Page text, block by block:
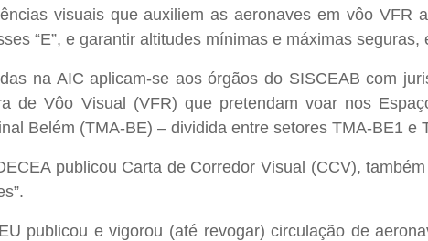
visuais que auxiliem as aeronaves em vôo VFR
“E”, e garantir altitudes mínimas e máximas
na AIC aplicam-se aos órgãos do SISCEAB com
de Vôo Visual (VFR) que pretendam voar nos
Belém (TMA-BE) – dividida entre setores TMA-BE1 e
publicou Carta de Corredor Visual (CCV),
publicou e vigorou (até revogar) circulação de